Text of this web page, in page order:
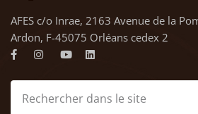
AFES c/o Inrae, 2163 Avenue de la
Ardon, F-45075 Orléans cedex 2